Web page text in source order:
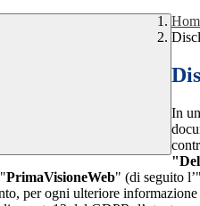
In
PrimaVisioneWeb" (di seguito l’"
per ogni ulteriore